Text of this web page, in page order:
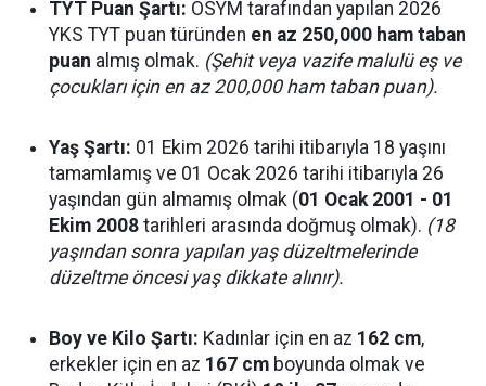
TYT Puan Şartı: ÖSYM tarafından yapılan 2026
YKS TYT puan türünden en az 250,000 ham taban
puan almış olmak. (Şehit veya vazife malulü eş ve
çocukları için en az 200,000 ham taban puan).
Yaş Şartı: 01 Ekim 2026 tarihi itibarıyla 18 yaşını
tamamlamış ve 01 Ocak 2026 tarihi itibarıyla 26
yaşından gün almamış olmak (01 Ocak 2001 - 01
Ekim 2008 tarihleri arasında doğmuş olmak). (18
yaşından sonra yapılan yaş düzeltmelerinde
düzeltme öncesi yaş dikkate alınır).
Boy ve Kilo Şartı: Kadınlar için en az 162 cm,
erkekler için en az 167 cm boyunda olmak ve